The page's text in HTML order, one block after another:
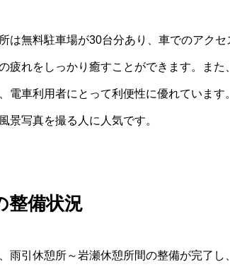
は無料駐車場が30台分あり、車でのアク
疲れをしっかり癒すことができます。ま
電車利用者にとって利便性に優れていま
景写真を撮る人に人気です。
整備状況
雨引休憩所～岩瀬休憩所間の整備が完了